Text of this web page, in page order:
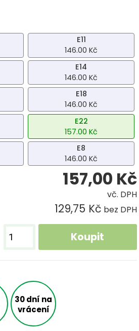
E11
146.00 Kč
E14
146.00 Kč
E18
146.00 Kč
E22
157.00 Kč
E8
146.00 Kč
157,00 Kč
vč. DPH
129,75 Kč bez DPH
Koupit
30 dní na
vrácení